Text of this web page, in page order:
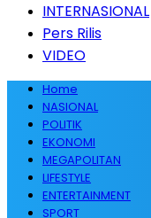
INTERNASIONAL
Pers Rilis
VIDEO
Home
NASIONAL
POLITIK
EKONOMI
MEGAPOLITAN
LIFESTYLE
ENTERTAINMENT
SPORT